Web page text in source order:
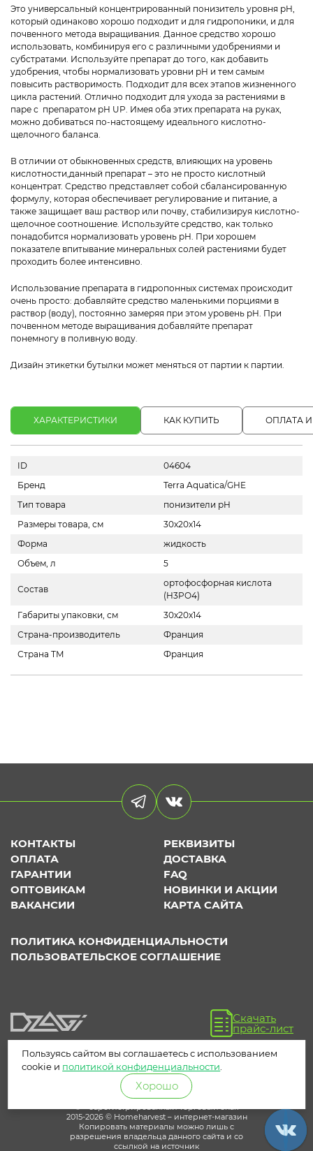
Это универсальный концентрированный понизитель уровня pH,
который одинаково хорошо подходит и для гидропоники, и для
почвенного метода выращивания. Данное средство хорошо
использовать, комбинируя его с различными удобрениями и
субстратами. Используйте препарат до того, как добавить
удобрения, чтобы нормализовать уровни pH и тем самым
повысить растворимость. Подходит для всех этапов жизненного
цикла растений. Отлично подходит для ухода за растениями в
паре с препаратом pH UP. Имея оба этих препарата на руках,
можно добиваться по-настоящему идеального кислотно-
щелочного баланса.
В отличии от обыкновенных средств, влияющих на уровень
кислотности,данный препарат – это не просто кислотный
концентрат. Средство представляет собой сбалансированную
формулу, которая обеспечивает регулирование и питание, а
также защищает ваш раствор или почву, стабилизируя кислотно-
щелочное соотношение. Используйте средство, как только
понадобится нормализовать уровень pH. При хорошем
показателе впитывание минеральных солей растениями будет
проходить более интенсивно.
Использование препарата в гидропонных системах происходит
очень просто: добавляйте средство маленькими порциями в
раствор (воду), постоянно замеряя при этом уровень pH. При
почвенном методе выращивания добавляйте препарат
понемногу в поливную воду.
Дизайн этикетки бутылки может меняться от партии к партии.
ХАРАКТЕРИСТИКИ КАК КУПИТЬ ОПЛАТА
ID
04604
Бренд
Terra Aquatica/GHE
Тип товара
понизители pH
Размеры товара, см
30х20х14
Форма
жидкость
Объем, л
5
Состав
ортофосфорная кислота
(H3PO4)
Габариты упаковки, см
30х20х14
Страна-производитель
Франция
Страна ТМ
Франция
КОНТАКТЫ
РЕКВИЗИТЫ
ОПЛАТА
ДОСТАВКА
ГАРАНТИИ
FAQ
ОПТОВИКАМ
НОВИНКИ И АКЦИИ
ВАКАНСИИ
КАРТА САЙТА
ПОЛИТИКА КОНФИДЕНЦИАЛЬНОСТИ
ПОЛЬЗОВАТЕЛЬСКОЕ СОГЛАШЕНИЕ
Скачать
прайс-лист
® – зарегистрированный торговый знак
2015-2026 © Homeharvest – интернет-магазин
Копировать материалы можно лишь с
разрешения владельца данного сайта и со
ссылкой на источник
Пользуясь сайтом вы соглашаетесь с использованием
cookie и политикой конфиденциальности
Хорошо